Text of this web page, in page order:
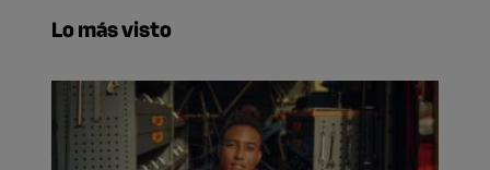
Lo más visto